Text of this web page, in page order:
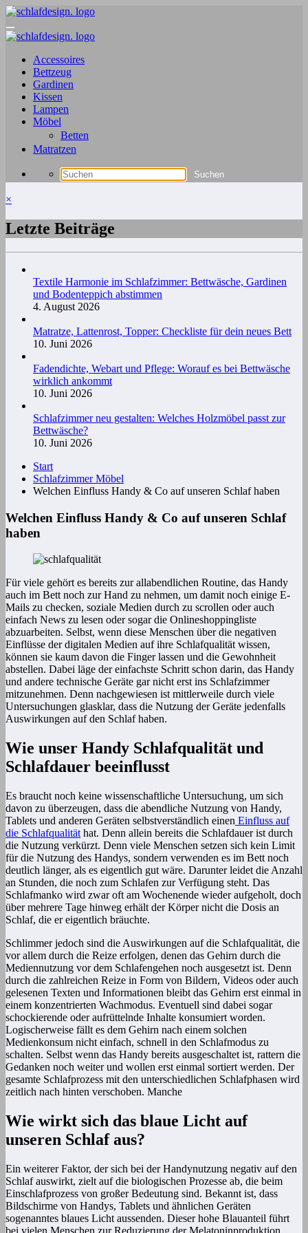
Zum
springen
Accessoires
Bettzeug
Gardinen
Kissen
Lampen
Möbel
Betten
Matratzen
×
Letzte Beiträge
Textile Harmonie im Schlafzimmer: Bettwäsche, Gardinen
und Bodenteppich abstimmen
4. August 2026
Matratze, Lattenrost, Topper: Checkliste für dein neues Bett
10. Juni 2026
Fadendichte, Webart und Pflege: Worauf es bei Bettwäsche
wirklich ankommt
10. Juni 2026
Schlafzimmer neu gestalten: Welches Holzmöbel passt zur
Bettwäsche?
10. Juni 2026
Start
Schlafzimmer Möbel
Welchen Einfluss Handy & Co auf unseren Schlaf haben
Welchen Einfluss Handy & Co auf unseren Schlaf
haben
Für viele gehört es bereits zur allabendlichen Routine, das Handy
auch im Bett noch zur Hand zu nehmen, um damit noch einige E-
Mails zu checken, soziale Medien durch zu scrollen oder auch
einfach News zu lesen oder sogar die Onlineshoppingliste
abzuarbeiten. Selbst, wenn diese Menschen über die negativen
Einflüsse der digitalen Medien auf ihre Schlafqualität wissen,
können sie kaum davon die Finger lassen und die Gewohnheit
abstellen. Dabei läge der einfachste Schritt schon darin, das Handy
und andere technische Geräte gar nicht erst ins Schlafzimmer
mitzunehmen. Denn nachgewiesen ist mittlerweile durch viele
Untersuchungen glasklar, dass die Nutzung der Geräte jedenfalls
Auswirkungen auf den Schlaf haben.
Wie unser Handy Schlafqualität und
Schlafdauer beeinflusst
Es braucht noch keine wissenschaftliche Untersuchung, um sich
davon zu überzeugen, dass die abendliche Nutzung von Handy,
Tablets und anderen Geräten selbstverständlich einen Einfluss auf
die Schlafqualität hat. Denn allein bereits die Schlafdauer ist durch
die Nutzung verkürzt. Denn viele Menschen setzen sich kein Limit
für die Nutzung des Handys, sondern verwenden es im Bett noch
deutlich länger, als es eigentlich gut wäre. Darunter leidet die Anzahl
an Stunden, die noch zum Schlafen zur Verfügung steht. Das
Schlafmanko wird zwar oft am Wochenende wieder aufgeholt, doch
über mehrere Tage hinweg erhält der Körper nicht die Dosis an
Schlaf, die er eigentlich bräuchte.
Schlimmer jedoch sind die Auswirkungen auf die Schlafqualität, die
vor allem durch die Reize erfolgen, denen das Gehirn durch die
Mediennutzung vor dem Schlafengehen noch ausgesetzt ist. Denn
durch die zahlreichen Reize in Form von Bildern, Videos oder auch
gelesenen Texten und Informationen bleibt das Gehirn erst einmal in
einem konzentrierten Wachmodus. Eventuell sind dabei sogar
schockierende oder aufrüttelnde Inhalte konsumiert worden.
Logischerweise fällt es dem Gehirn nach einem solchen
Medienkonsum nicht einfach, schnell in den Schlafmodus zu
schalten. Selbst wenn das Handy bereits ausgeschaltet ist, rattern die
Gedanken noch weiter und wollen erst einmal sortiert werden. Der
gesamte Schlafprozess mit den unterschiedlichen Schlafphasen wird
zeitlich nach hinten verschoben. Manche
Wie wirkt sich das blaue Licht auf
unseren Schlaf aus?
Ein weiterer Faktor, der sich bei der Handynutzung negativ auf den
Schlaf auswirkt, zielt auf die biologischen Prozesse ab, die beim
Einschlafprozess von großer Bedeutung sind. Bekannt ist, dass
Bildschirme von Handys, Tablets und ähnlichen Geräten
sogenanntes blaues Licht aussenden. Dieser hohe Blauanteil führt
bei vielen Menschen zur Reduzierung der Melatoninproduktion.